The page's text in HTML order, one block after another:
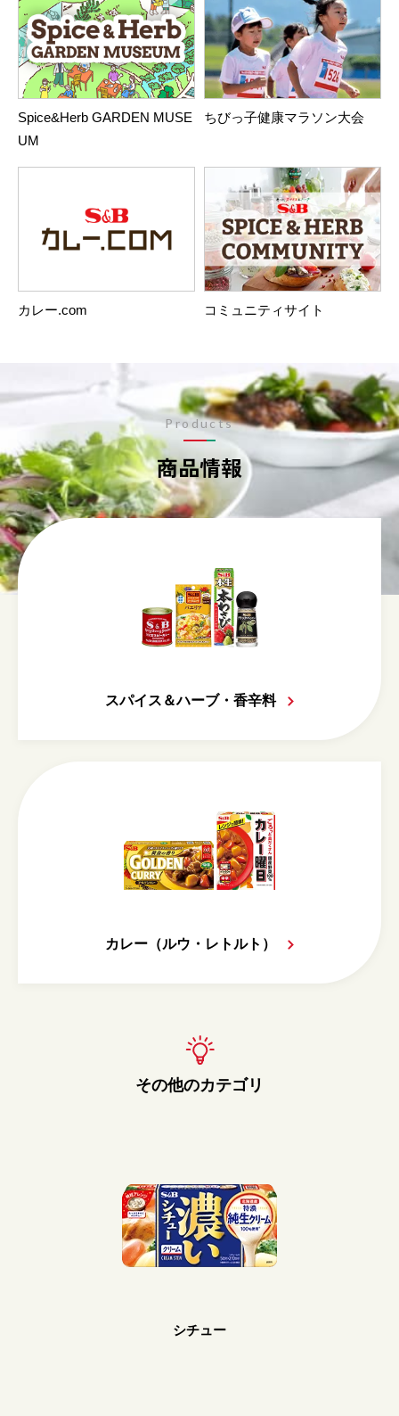
Spice&Herb GARDEN MUSE
UM
ちびっ子健康マラソン大会
カレー.com コミュニティサイト
商品情報
Products
スパイス＆ハーブ・香辛料
カレー（ルウ・レトルト）
その他のカテゴリ
シチュー